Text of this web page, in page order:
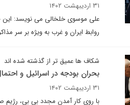
۳۱ اردیبهشت ۱۴۰۲
علی موسوی خلخالی می نویسد: این
روابط ایران و غرب به ویژه بر سر
شکاف ها عمیق تر از گذشته شده اند
بحران بودجه در اسرائیل و
۳۱ اردیبهشت ۱۴۰۲
با روی کار آمدن مجدد بی بی، رژیم